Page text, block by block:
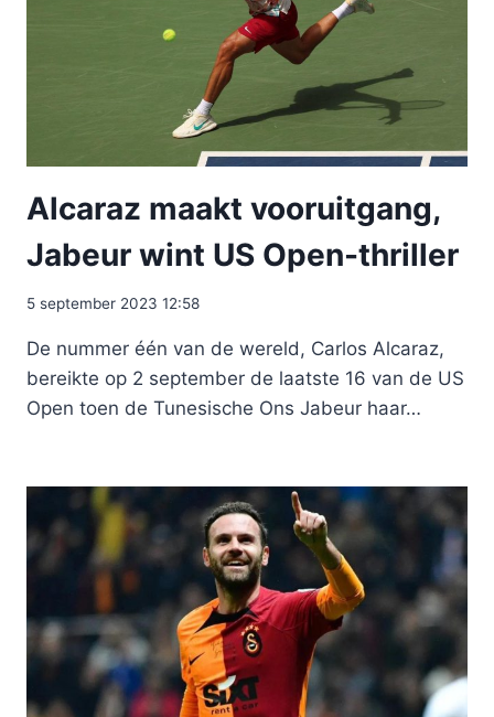
Alcaraz maakt vooruitgang,
Jabeur wint US Open-thriller
5 september 2023 12:58
De nummer één van de wereld, Carlos Alcaraz,
bereikte op 2 september de laatste 16 van de US
Open toen de Tunesische Ons Jabeur haar…